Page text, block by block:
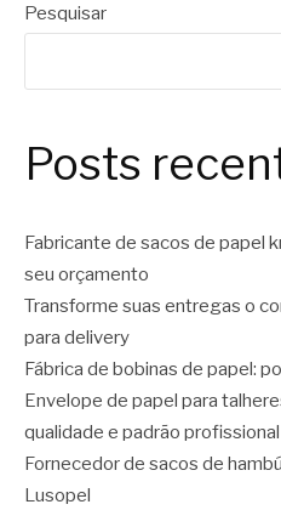
Pesquisar
Posts
Fabricante de sacos de papel
seu orçamento
Transforme suas entregas o
para delivery
Fábrica de bobinas de papel:
Envelope de papel para
qualidade e padrão profissional
Fornecedor de sacos de
Lusopel